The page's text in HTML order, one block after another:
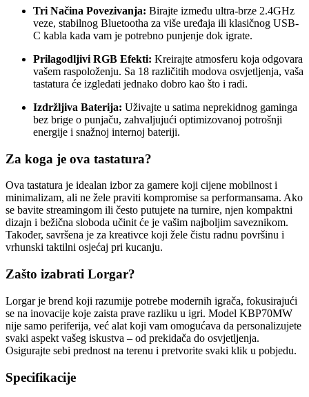
Tri Načina Povezivanja: Birajte između ultra-brze 2.4GHz
veze, stabilnog Bluetootha za više uređaja ili klasičnog USB-
C kabla kada vam je potrebno punjenje dok igrate.
Prilagodljivi RGB Efekti: Kreirajte atmosferu koja odgovara
vašem raspoloženju. Sa 18 različitih modova osvjetljenja, vaša
tastatura će izgledati jednako dobro kao što i radi.
Izdržljiva Baterija: Uživajte u satima neprekidnog gaminga
bez brige o punjaču, zahvaljujući optimizovanoj potrošnji
energije i snažnoj internoj bateriji.
Za koga je ova tastatura?
Ova tastatura je idealan izbor za gamere koji cijene mobilnost i
minimalizam, ali ne žele praviti kompromise sa performansama. Ako
se bavite streamingom ili često putujete na turnire, njen kompaktni
dizajn i bežična sloboda učinit će je vašim najboljim saveznikom.
Također, savršena je za kreativce koji žele čistu radnu površinu i
vrhunski taktilni osjećaj pri kucanju.
Zašto izabrati Lorgar?
Lorgar je brend koji razumije potrebe modernih igrača, fokusirajući
se na inovacije koje zaista prave razliku u igri. Model KBP70MW
nije samo periferija, već alat koji vam omogućava da personalizujete
svaki aspekt vašeg iskustva – od prekidača do osvjetljenja.
Osigurajte sebi prednost na terenu i pretvorite svaki klik u pobjedu.
Specifikacije